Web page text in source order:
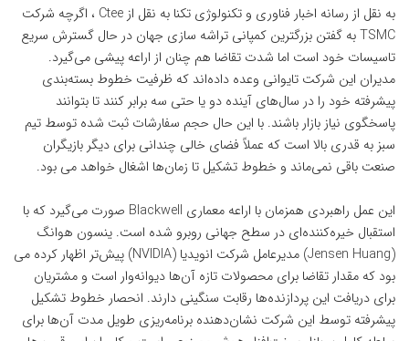
به نقل از رسانه اخبار فناوری و تکنولوژی
تکنا به نقل از Ctee ، اگرچه شرکت
TSMC به گفتن بزرگترین کمپانی تراشه سازی جهان در حال گسترش سریع
تاسیسات خود است اما شدت تقاضا هم چنان از اراعه پیشی می‌گیرد.
مدیران این شرکت تایوانی وعده داده‌اند که ظرفیت خطوط بسته‌بندی
پیشرفته خود را در سال‌های آینده دو یا حتی سه برابر کنند تا بتوانند
پاسخگوی نیاز بازار باشند. با این حال حجم سفارشات ثبت شده توسط تیم
سبز به قدری بالا است که عملاً فضای خالی چندانی برای دیگر بازیگران
صنعت باقی نمی‌ماند و خطوط تشکیل تا زمان‌ها اشغال خواهد می بود.
این عمل راهبردی همزمان با اراعه معماری Blackwell صورت می‌گیرد که با
استقبال خیره‌کننده‌ای در سطح جهانی روبرو شده است. ینسون هوانگ
(Jensen Huang) مدیرعامل شرکت انویدیا (NVIDIA) پیش‌تر اظهار کرده می
بود که مقدار تقاضا برای محصولات تازه آن‌ها دیوانه‌وار است و مشتریان
برای دریافت این پردازنده‌ها رقابت سنگینی دارند. انحصار خطوط تشکیل
پیشرفته توسط این شرکت نشان‌دهنده برنامه‌ریزی طویل مدت آن‌ها برای